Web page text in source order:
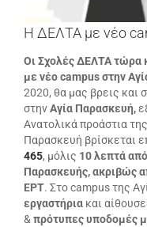
Η ΔΕΛΤΑ με νέο
Οι Σχολές ΔΕΛΤΑ τώρα
με νέο campus στην
2020, θα μας βρεις και
στηνΑγία Παρασκευή,
Ανατολικά προάστια
Παρασκευή βρίσκεται
465, μόλις 10 λεπτά
Παρασκευής,ακριβώς
ΕΡΤ. Στο campus της
εργαστήρια και
& πρότυπες υποδομές